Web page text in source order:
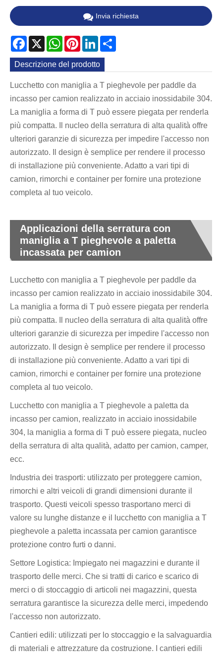
Invia richiesta
Facebook
X WhatsApp
PinterestLinkedIn
Descrizione del prodotto
Lucchetto con maniglia a T pieghevole per paddle da
incasso per camion realizzato in acciaio inossidabile 304.
La maniglia a forma di T può essere piegata per renderla
più compatta. Il nucleo della serratura di alta qualità offre
ulteriori garanzie di sicurezza per impedire l'accesso non
autorizzato. Il design è semplice per rendere il processo
di installazione più conveniente. Adatto a vari tipi di
camion, rimorchi e container per fornire una protezione
completa al tuo veicolo.
Applicazioni della serratura con
maniglia a T pieghevole a paletta
incassata per camion
Lucchetto con maniglia a T pieghevole per paddle da
incasso per camion realizzato in acciaio inossidabile 304.
La maniglia a forma di T può essere piegata per renderla
più compatta. Il nucleo della serratura di alta qualità offre
ulteriori garanzie di sicurezza per impedire l'accesso non
autorizzato. Il design è semplice per rendere il processo
di installazione più conveniente. Adatto a vari tipi di
camion, rimorchi e container per fornire una protezione
completa al tuo veicolo.
Lucchetto con maniglia a T pieghevole a paletta da
incasso per camion, realizzato in acciaio inossidabile
304, la maniglia a forma di T può essere piegata, nucleo
della serratura di alta qualità, adatto per camion, camper,
ecc.
Industria dei trasporti: utilizzato per proteggere camion,
rimorchi e altri veicoli di grandi dimensioni durante il
trasporto. Questi veicoli spesso trasportano merci di
valore su lunghe distanze e il lucchetto con maniglia a T
pieghevole a paletta incassata per camion garantisce
protezione contro furti o danni.
Settore Logistica: Impiegato nei magazzini e durante il
trasporto delle merci. Che si tratti di carico e scarico di
merci o di stoccaggio di articoli nei magazzini, questa
serratura garantisce la sicurezza delle merci, impedendo
l'accesso non autorizzato.
Cantieri edili: utilizzati per lo stoccaggio e la salvaguardia
di materiali e attrezzature da costruzione. I cantieri edili